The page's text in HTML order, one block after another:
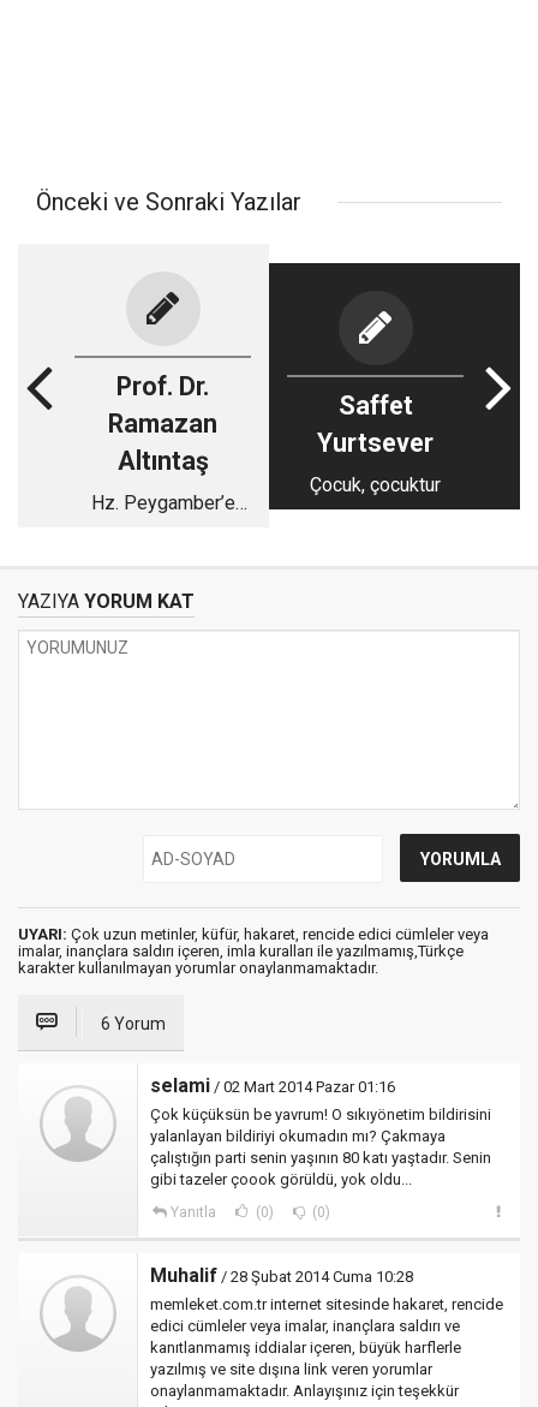
Önceki ve Sonraki Yazılar
Prof. Dr.
Ramazan
Altıntaş
Hz. Peygamber’e
Saffet
Yurtsever
Çocuk, çocuktur
YAZIYA YORUM KAT
UYARI: Çok uzun metinler, küfür, hakaret, rencide edici cümleler veya
imalar, inançlara saldırı içeren, imla kuralları ile yazılmamış,Türkçe
karakter kullanılmayan yorumlar onaylanmamaktadır.
6 Yorum
selami / 02 Mart 2014 Pazar 01:16
Çok küçüksün be yavrum! O sıkıyönetim bildirisini
yalanlayan bildiriyi okumadın mı? Çakmaya
çalıştığın parti senin yaşının 80 katı yaştadır. Senin
gibi tazeler çoook görüldü, yok oldu...
Yanıtla (0) (0)
Muhalif / 28 Şubat 2014 Cuma 10:28
memleket.com.tr internet sitesinde hakaret, rencide
edici cümleler veya imalar, inançlara saldırı ve
kanıtlanmamış iddialar içeren, büyük harflerle
yazılmış ve site dışına link veren yorumlar
onaylanmamaktadır. Anlayışınız için teşekkür